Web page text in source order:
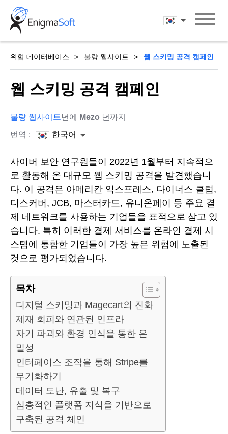
Skip
content
한국어
위협 데이터베이스 불량 웹사이트 웹 스키밍 공격 캠페인
웹 스키밍 공격 캠페인
불량 웹사이트 년에 Mezo 년까지
번역 :
한국어
사이버 보안 연구원들이 2022년 1월부터 지속적으
로 활동해 온 대규모 웹 스키밍 공격을 발견했습니
다. 이 공격은 아메리칸 익스프레스, 다이너스 클럽,
디스커버, JCB, 마스터카드, 유니온페이 등 주요 결
제 네트워크를 사용하는 기업들을 표적으로 삼고 있
습니다. 특히 이러한 결제 서비스를 온라인 결제 시
스템에 통합한 기업들이 가장 높은 위험에 노출된
것으로 평가되었습니다.
목차
디지털 스키밍과 Magecart의 진화
제재 회피와 연관된 인프라
자기 파괴와 환경 인식을 통한 은
밀성
인터페이스 조작을 통해 Stripe를
무기화하기
데이터 도난, 유출 및 복구
심층적인 플랫폼 지식을 기반으로
구축된 공격 체인